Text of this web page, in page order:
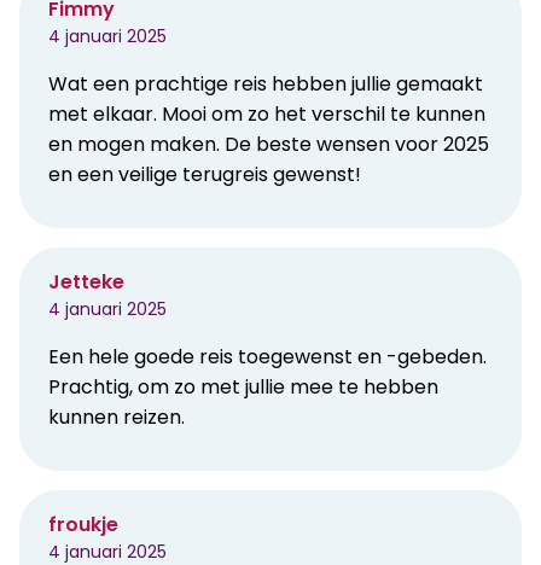
Fimmy
4 januari 2025
Wat een prachtige reis hebben jullie gemaakt
met elkaar. Mooi om zo het verschil te kunnen
en mogen maken. De beste wensen voor 2025
en een veilige terugreis gewenst!
Jetteke
4 januari 2025
Een hele goede reis toegewenst en -gebeden.
Prachtig, om zo met jullie mee te hebben
kunnen reizen.
froukje
4 januari 2025